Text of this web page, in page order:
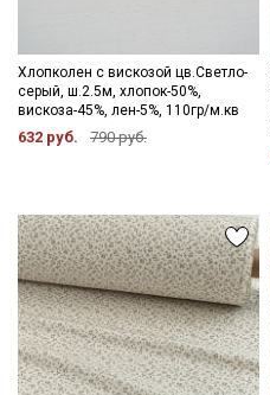
Хлопколен с вискозой цв.Светло-
серый, ш.2.5м, хлопок-50%,
вискоза-45%, лен-5%, 110гр/м.кв
632 руб. 790 руб.